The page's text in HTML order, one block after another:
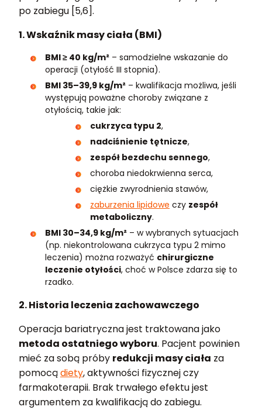
po zabiegu [5,6].
1. Wskaźnik masy ciała (BMI)
BMI ≥ 40 kg/m² – samodzielne wskazanie do
operacji (otyłość III stopnia).
BMI 35–39,9 kg/m² – kwalifikacja możliwa, jeśli
występują poważne choroby związane z
otyłością, takie jak:
cukrzyca typu 2,
nadciśnienie tętnicze,
zespół bezdechu sennego,
choroba niedokrwienna serca,
ciężkie zwyrodnienia stawów,
zaburzenia lipidowe czy zespół
metaboliczny.
BMI 30–34,9 kg/m² – w wybranych sytuacjach
(np. niekontrolowana cukrzyca typu 2 mimo
leczenia) można rozważyć chirurgiczne
leczenie otyłości, choć w Polsce zdarza się to
rzadko.
2. Historia leczenia zachowawczego
Operacja bariatryczna jest traktowana jako
metoda ostatniego wyboru. Pacjent powinien
mieć za sobą próby redukcji masy ciała za
pomocądiety, aktywności fizycznej czy
farmakoterapii. Brak trwałego efektu jest
argumentem za kwalifikacją do zabiegu.